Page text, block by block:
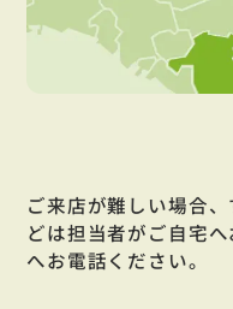
ご来店が難しい場合
どは担当者がご自宅
へお電話ください。